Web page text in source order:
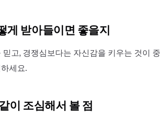
게 받아들이면 좋을지
믿고, 경쟁심보다는 자신감을 키우는 것이
세요.
이 조심해서 볼 점